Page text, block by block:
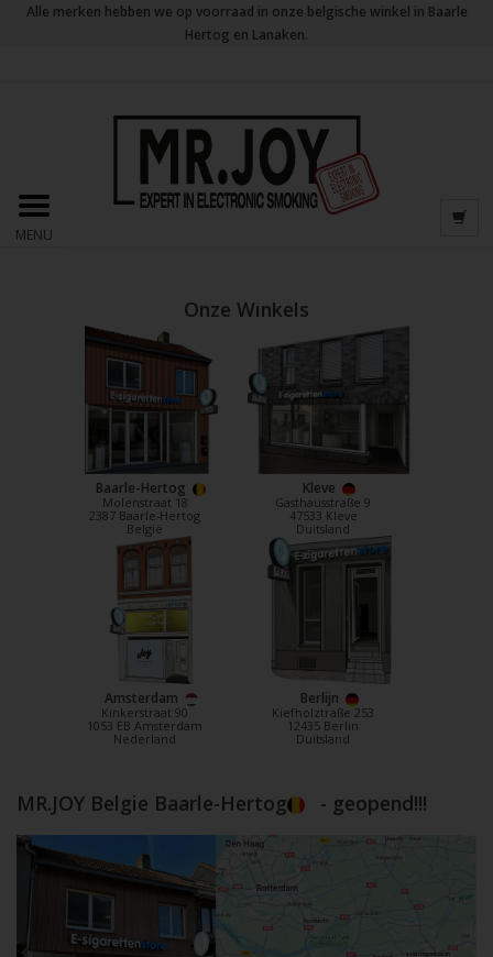
Alle merken hebben we op voorraad in onze belgische winkel in Baarle
Hertog en Lanaken.
MENU
Onze Winkels
Baarle-Hertog
Molenstraat 18
2387 Baarle-Hertog
België
Kleve
Gasthausstraße 9
47533 Kleve
Duitsland
Amsterdam
Kinkerstraat 90
1053 EB Amsterdam
Nederland
Berlijn
Kiefholztraße 253
12435 Berlin
Duitsland
MR.JOY Belgie Baarle-Hertog - geopend!!!